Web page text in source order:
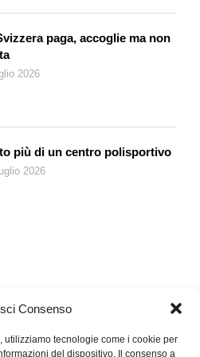
Consenso
utilizziamo tecnologie come i cookie per
del dispositivo. Il consenso a
culturale. Filmetti, a
cent’anni fa.
ritorni, in momenti strategici
di Totò, Alberto Sordi, Nino
più emblematico, quello di
la serie della Casa nella
dietro l’altra e quando il ciclo
uno spazio tranquillizzante, pura
Ottocento che racconta, con
morali, questioni etiche,
paga, accoglie ma non
2026
più di un centro polisportivo
2026